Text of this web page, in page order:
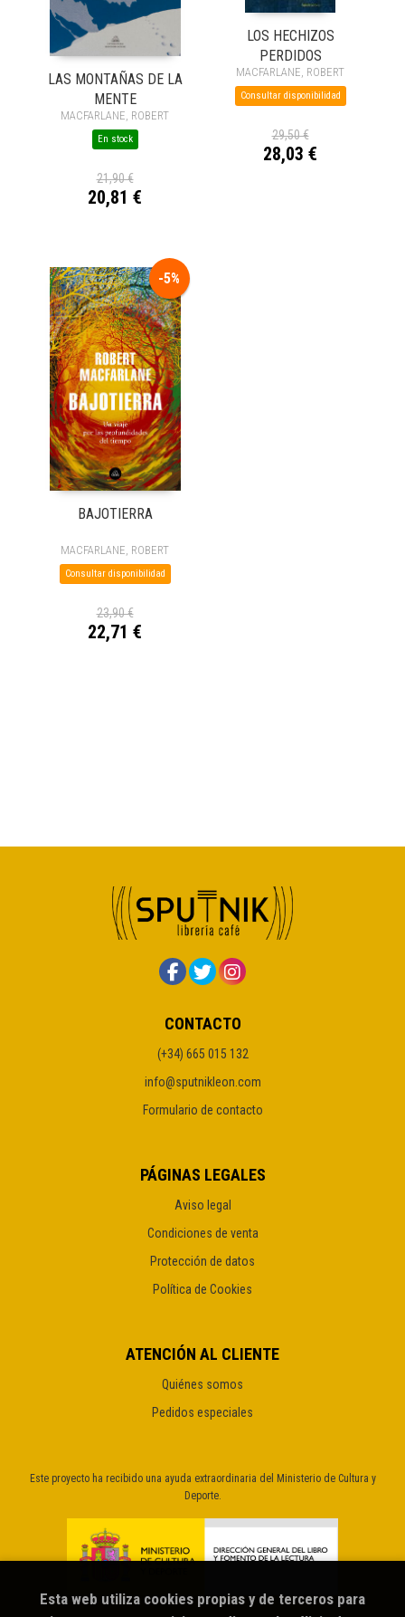
LAS MONTAÑAS DE LA
MENTE
MACFARLANE, ROBERT
En stock
21,90 €
20,81 €
LOS HECHIZOS
PERDIDOS
MACFARLANE, ROBERT
Consultar disponibilidad
29,50 €
28,03 €
-5%
BAJOTIERRA
MACFARLANE, ROBERT
Consultar disponibilidad
23,90 €
22,71 €
CONTACTO
(+34) 665 015 132
info@sputnikleon.com
Formulario de contacto
PÁGINAS LEGALES
Aviso legal
Condiciones de venta
Protección de datos
Política de Cookies
ATENCIÓN AL CLIENTE
Quiénes somos
Pedidos especiales
Este proyecto ha recibido una ayuda extraordinaria del Ministerio de Cultura y
Deporte.
Esta web utiliza cookies propias y de terceros para